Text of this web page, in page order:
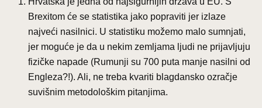
Brexitom će se statistika jako popraviti jer izlaze
najveći nasilnici. U statistiku možemo malo sumnjati,
jer moguće je da u nekim zemljama ljudi ne prijavljuju
fizičke napade (Rumunji su 700 puta manje nasilni od
Engleza?!). Ali, ne treba kvariti blagdansko ozračje
suvišnim metodološkim pitanjima.